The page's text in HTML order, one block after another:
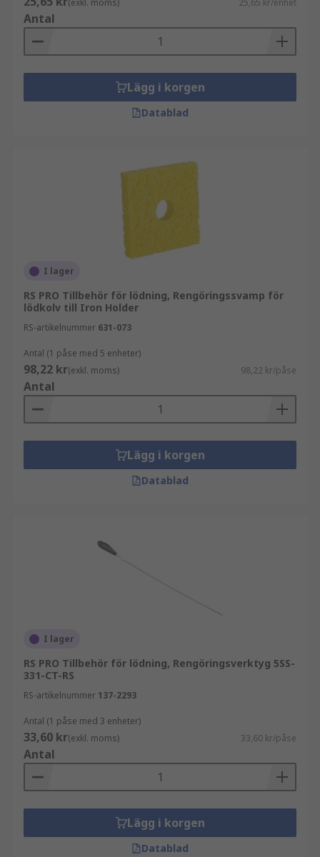
(exkl. moms) 25,65 kr/enhet
Antal
Lägg i korgen
Datablad
I lager
RS PRO Tillbehör för lödning, Rengöringssvamp för
lödkolv till Iron Holder
RS-artikelnummer 631-073
Antal (1 påse med 5 enheter)
98,22 kr(exkl. moms) 98,22 kr/påse
Antal
Lägg i korgen
Datablad
I lager
RS PRO Tillbehör för lödning, Rengöringsverktyg 5SS-
331-CT-RS
RS-artikelnummer 137-2293
Antal (1 påse med 3 enheter)
33,60 kr(exkl. moms) 33,60 kr/påse
Antal
Lägg i korgen
Datablad